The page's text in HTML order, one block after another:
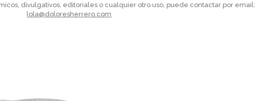
divulgativos, editoriales o cualquier otro uso, puede contactar por email:
lola@doloresherrero.com